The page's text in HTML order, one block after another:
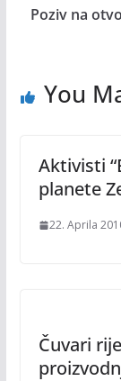
Poziv na
You
Aktivisti
planete
22. Aprila
Čuvari